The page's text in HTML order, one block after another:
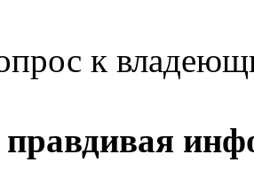
к
правдивая